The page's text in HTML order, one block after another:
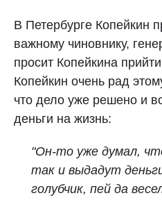
В Петербурге Копейкин
важному чиновнику,
просит Копейкина
Копейкин очень рад
что дело уже решено и
деньги на жизнь:
"Он-то уже думал,
так и выдадут
голубчик, пей да